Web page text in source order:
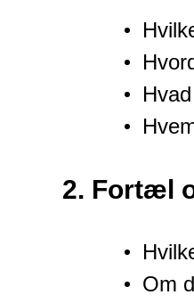
2. Fortæl
Om